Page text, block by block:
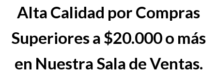
Alta Calidad por Compras
Superiores a $20.000 o más
en Nuestra Sala de Ventas.